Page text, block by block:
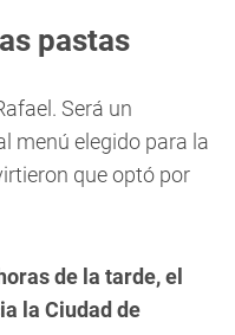
pastas
Será un
menú elegido para la
que optó por
de la tarde, el
la Ciudad de